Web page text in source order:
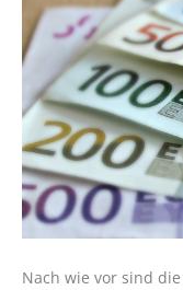
Nach wie vor sind